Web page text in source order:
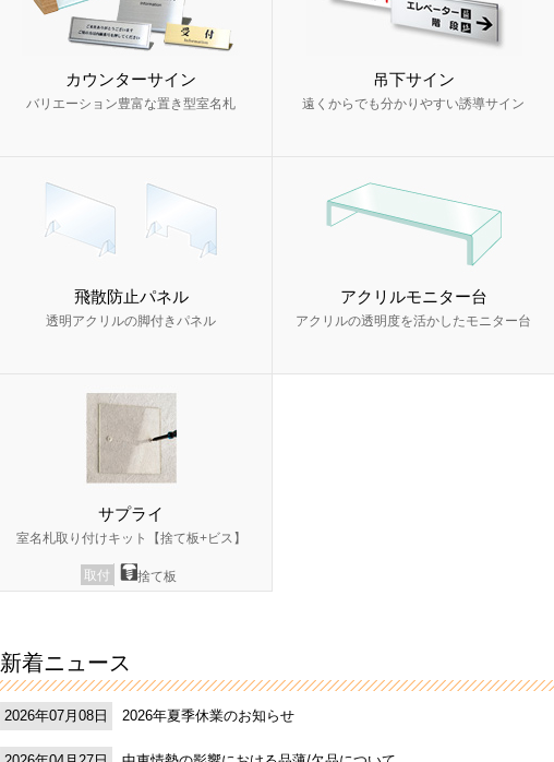
カウンターサイン
バリエーション豊富な置き型室名札
吊下サイン
遠くからでも分かりやすい誘導サイン
飛散防止パネル
透明アクリルの脚付きパネル
アクリルモニター台
アクリルの透明度を活かしたモニター台
サプライ
室名札取り付けキット【捨て板+ビス】
取付 捨て板
新着ニュース
2026年07月08日 2026年夏季休業のお知らせ